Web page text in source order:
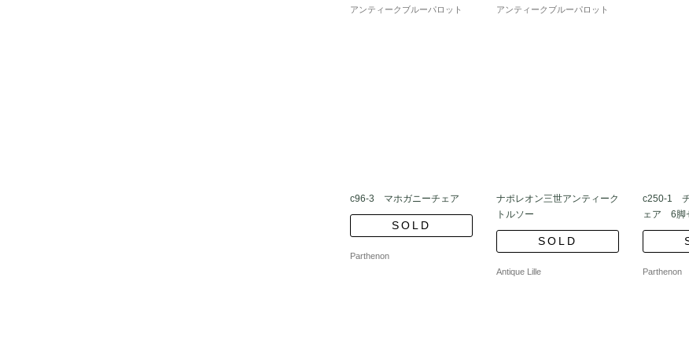
アンティークブルーパロット アンティークブルーパロット
c96-3 マホガニーチェア
SOLD
Parthenon
ナポレオン三世アンティーク
トルソー
SOLD
Antique Lille
c250-1 チ
ェア 6脚
Parthenon